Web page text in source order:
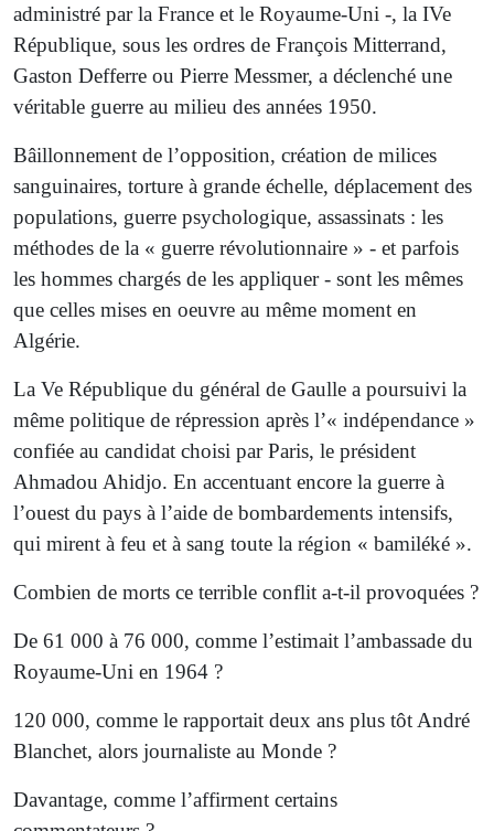
administré par la France et le Royaume-Uni -, la IVe
République, sous les ordres de François Mitterrand,
Gaston Defferre ou Pierre Messmer, a déclenché une
véritable guerre au milieu des années 1950.
Bâillonnement de l’opposition, création de milices
sanguinaires, torture à grande échelle, déplacement des
populations, guerre psychologique, assassinats : les
méthodes de la « guerre révolutionnaire » - et parfois
les hommes chargés de les appliquer - sont les mêmes
que celles mises en oeuvre au même moment en
Algérie.
La Ve République du général de Gaulle a poursuivi la
même politique de répression après l’« indépendance »
confiée au candidat choisi par Paris, le président
Ahmadou Ahidjo. En accentuant encore la guerre à
l’ouest du pays à l’aide de bombardements intensifs,
qui mirent à feu et à sang toute la région « bamiléké ».
Combien de morts ce terrible conflit a-t-il provoquées ?
De 61 000 à 76 000, comme l’estimait l’ambassade du
Royaume-Uni en 1964 ?
120 000, comme le rapportait deux ans plus tôt André
Blanchet, alors journaliste au Monde ?
Davantage, comme l’affirment certains